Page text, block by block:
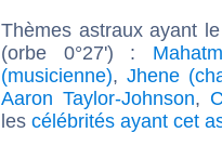
Thèmes astraux ayant
(orbe 0°27') :
(musicienne),Jhene
Aaron Taylor-Johnson,
les célébrités ayant cet